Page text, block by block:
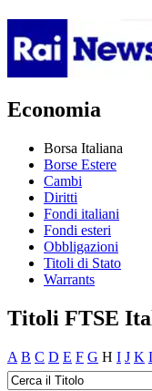
Economia
Borsa Italiana
Borse Estere
Cambi
Diritti
Fondi italiani
Fondi esteri
Obbligazioni
Titoli di Stato
Warrants
Titoli FTSE
A B C D E F G H I J K